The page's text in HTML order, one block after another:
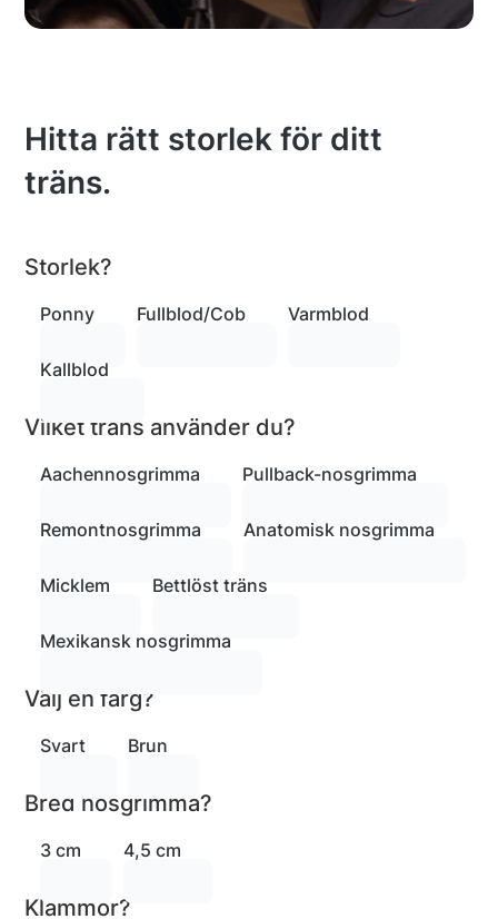
Hitta rätt storlek för ditt
träns.
Storlek?
Ponny Fullblod/Cob Varmblod
Kallblod
Vilket träns använder du?
Aachennosgrimma Pullback-nosgrimma
Remontnosgrimma Anatomisk nosgrimma
Micklem Bettlöst träns
Mexikansk nosgrimma
Välj en färg?
Svart Brun
Bred nosgrimma?
3 cm 4,5 cm
Klämmor?